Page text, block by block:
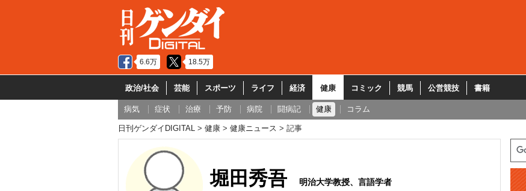
6.6万 18.5万
政治/社会 芸能 スポーツ ライフ 経済 健康 コミック 競馬 公営競技 書籍
病気 症状 治療 予防 病院 闘病記 健康 コラム
日刊ゲンダイDIGITAL 健康 健康ニュース 記事
堀田秀吾 明治大学教授、言語学者